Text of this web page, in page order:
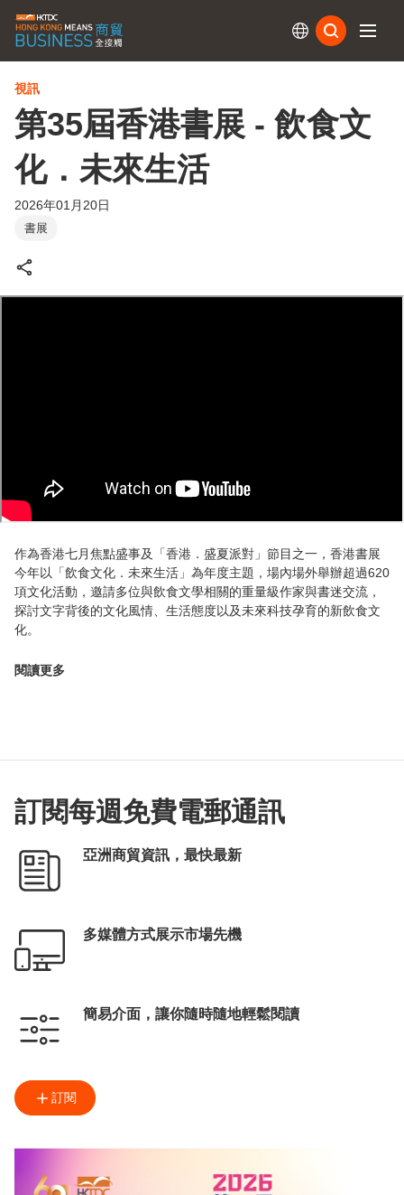
視訊
第35屆香港書展 - 飲食文
化．未來生活
2026年01月20日
書展
作為香港七月焦點盛事及「香港．盛夏派對」節目之一，香港書展
今年以「飲食文化．未來生活」為年度主題，場內場外舉辦超過620
項文化活動，邀請多位與飲食文學相關的重量級作家與書迷交流，
探討文字背後的文化風情、生活態度以及未來科技孕育的新飲食文
化。
閱讀更多
訂閱每週免費電郵通訊
亞洲商貿資訊，最快最新
多媒體方式展示市場先機
簡易介面，讓你隨時隨地輕鬆閱讀
訂閱